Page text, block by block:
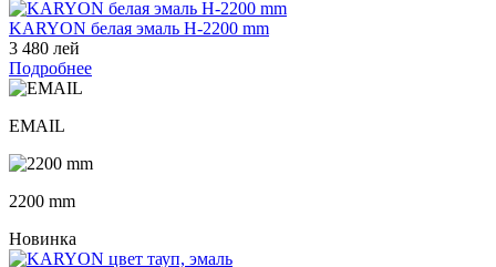
KARYON белая эмаль H-2200 mm
3 480 лей
Подробнее
EMAIL
2200 mm
Новинка